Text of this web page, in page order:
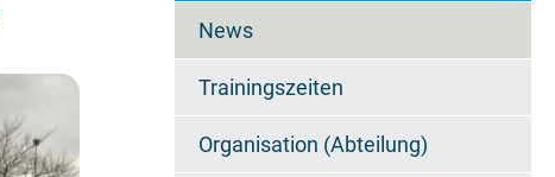
News
Trainingszeiten
Organisation (Abteilung)